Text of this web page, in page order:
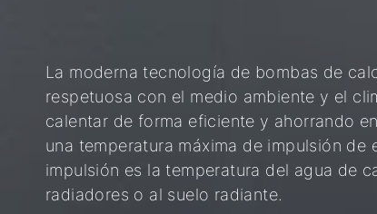
La moderna tecnología de bombas de
respetuosa con el medio ambiente y el
calentar de forma eficiente y ahorrando
una temperatura máxima de impulsión
impulsión es la temperatura del agua de
radiadores o al suelo radiante.